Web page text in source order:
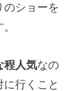
のショーを
程人気なの
行くこと